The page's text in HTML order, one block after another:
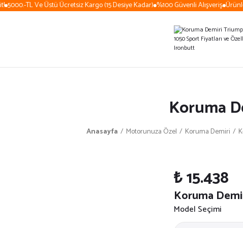
5000.-TL Ve Üstü Ücretsiz Kargo (15 Desiye Kadar) %100 Güvenli Alışveriş
Koruma
Anasayfa Motorunuza Özel Koruma Demiri
Koruma
₺ 15.438
Model Seçimi